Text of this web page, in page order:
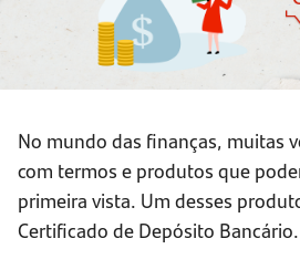
No mundo das finanças, muitas
com termos e produtos que
primeira vista. Um desses
Certificado de Depósito Bancário.